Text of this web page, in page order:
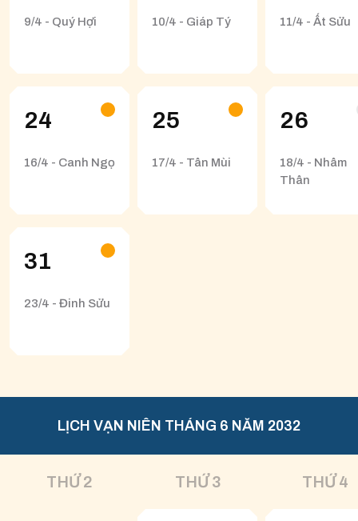
9/4 - Quý Hợi 10/4 - Giáp Tý 11/4 - Ất Sửu
24
16/4 - Canh Ngọ
25
17/4 - Tân Mùi
26
18/4 - Nhâm
Thân
31
23/4 - Đinh Sửu
LỊCH VẠN NIÊN THÁNG 6 NĂM 2032
THỨ 2 THỨ 3 THỨ 4